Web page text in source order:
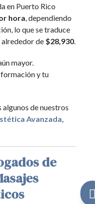
en Puerto Rico
hora, dependiendo
lo que se traduce
alrededor de $28,930.
mayor.
formación y tu
de nuestros
Avanzada,
de